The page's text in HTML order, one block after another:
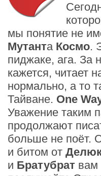
мы понятие не
Мутанта Космо.
пиджаке, ага. За
кажется, читает
нормально, а то
Тайване. One
Уважение таким
продолжают
больше не поёт.
и битом от
и Братубрат вам